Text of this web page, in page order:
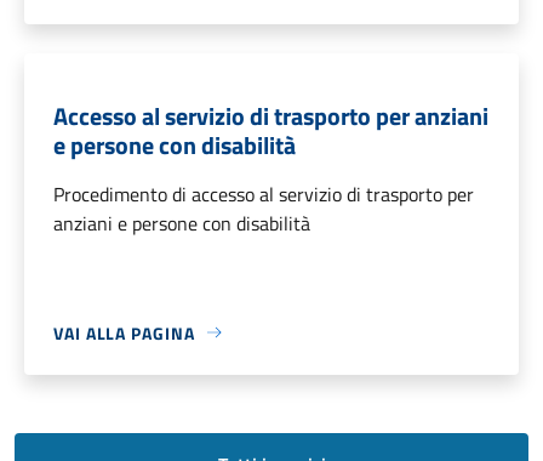
Accesso al servizio di trasporto per anziani
e persone con disabilità
Procedimento di accesso al servizio di trasporto per
anziani e persone con disabilità
VAI ALLA PAGINA